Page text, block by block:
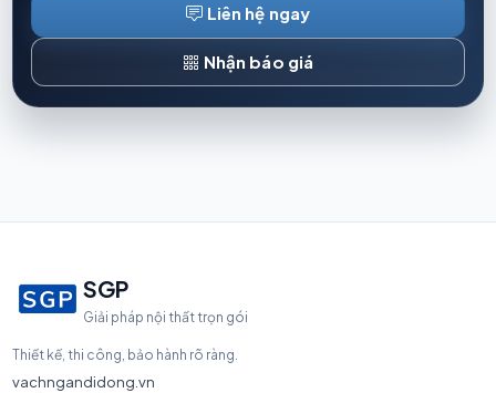
Liên hệ ngay
Nhận báo giá
SGP
Giải pháp nội thất trọn gói
Thiết kế, thi công, bảo hành rõ ràng.
vachngandidong.vn